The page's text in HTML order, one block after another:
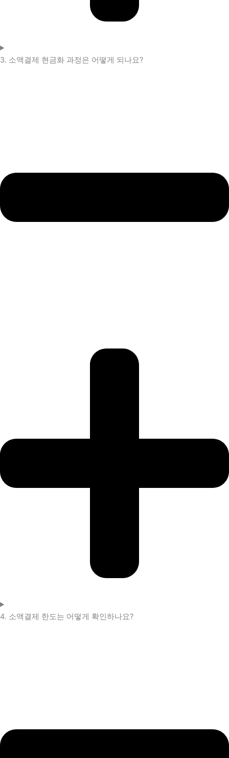
3. 소액결제 현금화 과정은 어떻게 되나요?
4. 소액결제 한도는 어떻게 확인하나요?